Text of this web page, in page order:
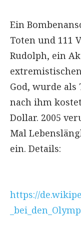
Ein
Toten und 111
Rudolph, ein
God, wurde als
nach ihm
Dollar. 2005
Mal
ein. Details:
https://